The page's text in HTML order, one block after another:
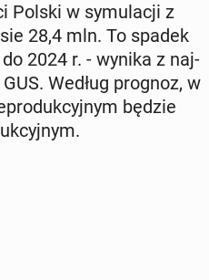
Polski w sy­mu­la­cji z
28,4 mln. To spadek
2024 r. - wynika z naj­
Według prognoz, w
będzie